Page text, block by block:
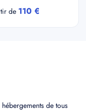
de 110 €
de tous